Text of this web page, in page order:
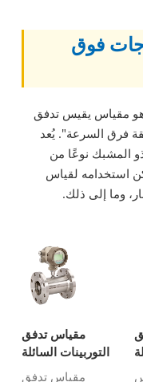
فوق
هو مقياس يقيس تدفق
فرق السرعة". يُعد
المشبك نوعًا من
استخدامه لقياس
وما إلى ذلك.
مقياس تدفق
التوربينات السائلة
مع بروتوكول
مقياس تدفق